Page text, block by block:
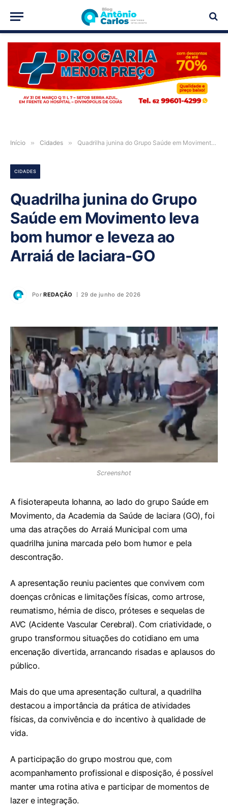
PUBLICIDADE
Início » Cidades » Quadrilha junina do Grupo Saúde em Movimento leva bom humor e leveza ao Arraiá de Iaciara-GO
CIDADES
Quadrilha junina do Grupo
Saúde em Movimento leva
bom humor e leveza ao
Arraiá de Iaciara-GO
Por REDAÇÃO 29 de junho de 2026
Screenshot
A fisioterapeuta Iohanna, ao lado do grupo Saúde em
Movimento, da Academia da Saúde de Iaciara (GO), foi
uma das atrações do Arraiá Municipal com uma
quadrilha junina marcada pelo bom humor e pela
descontração.
A apresentação reuniu pacientes que convivem com
doenças crônicas e limitações físicas, como artrose,
reumatismo, hérnia de disco, próteses e sequelas de
AVC (Acidente Vascular Cerebral). Com criatividade, o
grupo transformou situações do cotidiano em uma
encenação divertida, arrancando risadas e aplausos do
público.
Mais do que uma apresentação cultural, a quadrilha
destacou a importância da prática de atividades
físicas, da convivência e do incentivo à qualidade de
vida.
A participação do grupo mostrou que, com
acompanhamento profissional e disposição, é possível
manter uma rotina ativa e participar de momentos de
lazer e integração.